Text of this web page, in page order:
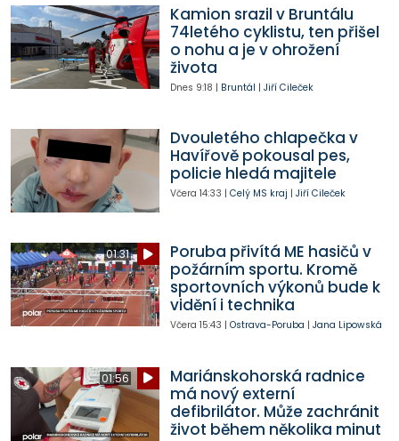
Kamion srazil v Bruntálu
74letého cyklistu, ten přišel
o nohu a je v ohrožení
života
Dnes 9:18 | Bruntál | Jiří Cileček
Dvouletého chlapečka v
Havířově pokousal pes,
policie hledá majitele
Včera 14:33 | Celý MS kraj | Jiří Cileček
01:31
Poruba přivítá ME hasičů v
požárním sportu. Kromě
sportovních výkonů bude k
vidění i technika
Včera 15:43 | Ostrava-Poruba | Jana Lipowská
01:56
Mariánskohorská radnice
má nový externí
defibrilátor. Může zachránit
život během několika minut